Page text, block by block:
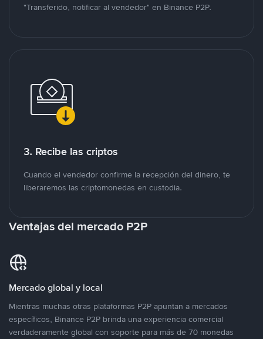
"Transferido, notificar al vendedor" en Binance P2P.
3. Recibe las criptos
Cuando el vendedor confirme la recepción del dinero, te
liberaremos las criptomonedas en custodia.
Ventajas del mercado P2P
Mercado global y local
Mientras muchas otras plataformas P2P apuntan a mercados
específicos, Binance P2P brinda una experiencia comercial
verdaderamente global con soporte para más de 70 monedas